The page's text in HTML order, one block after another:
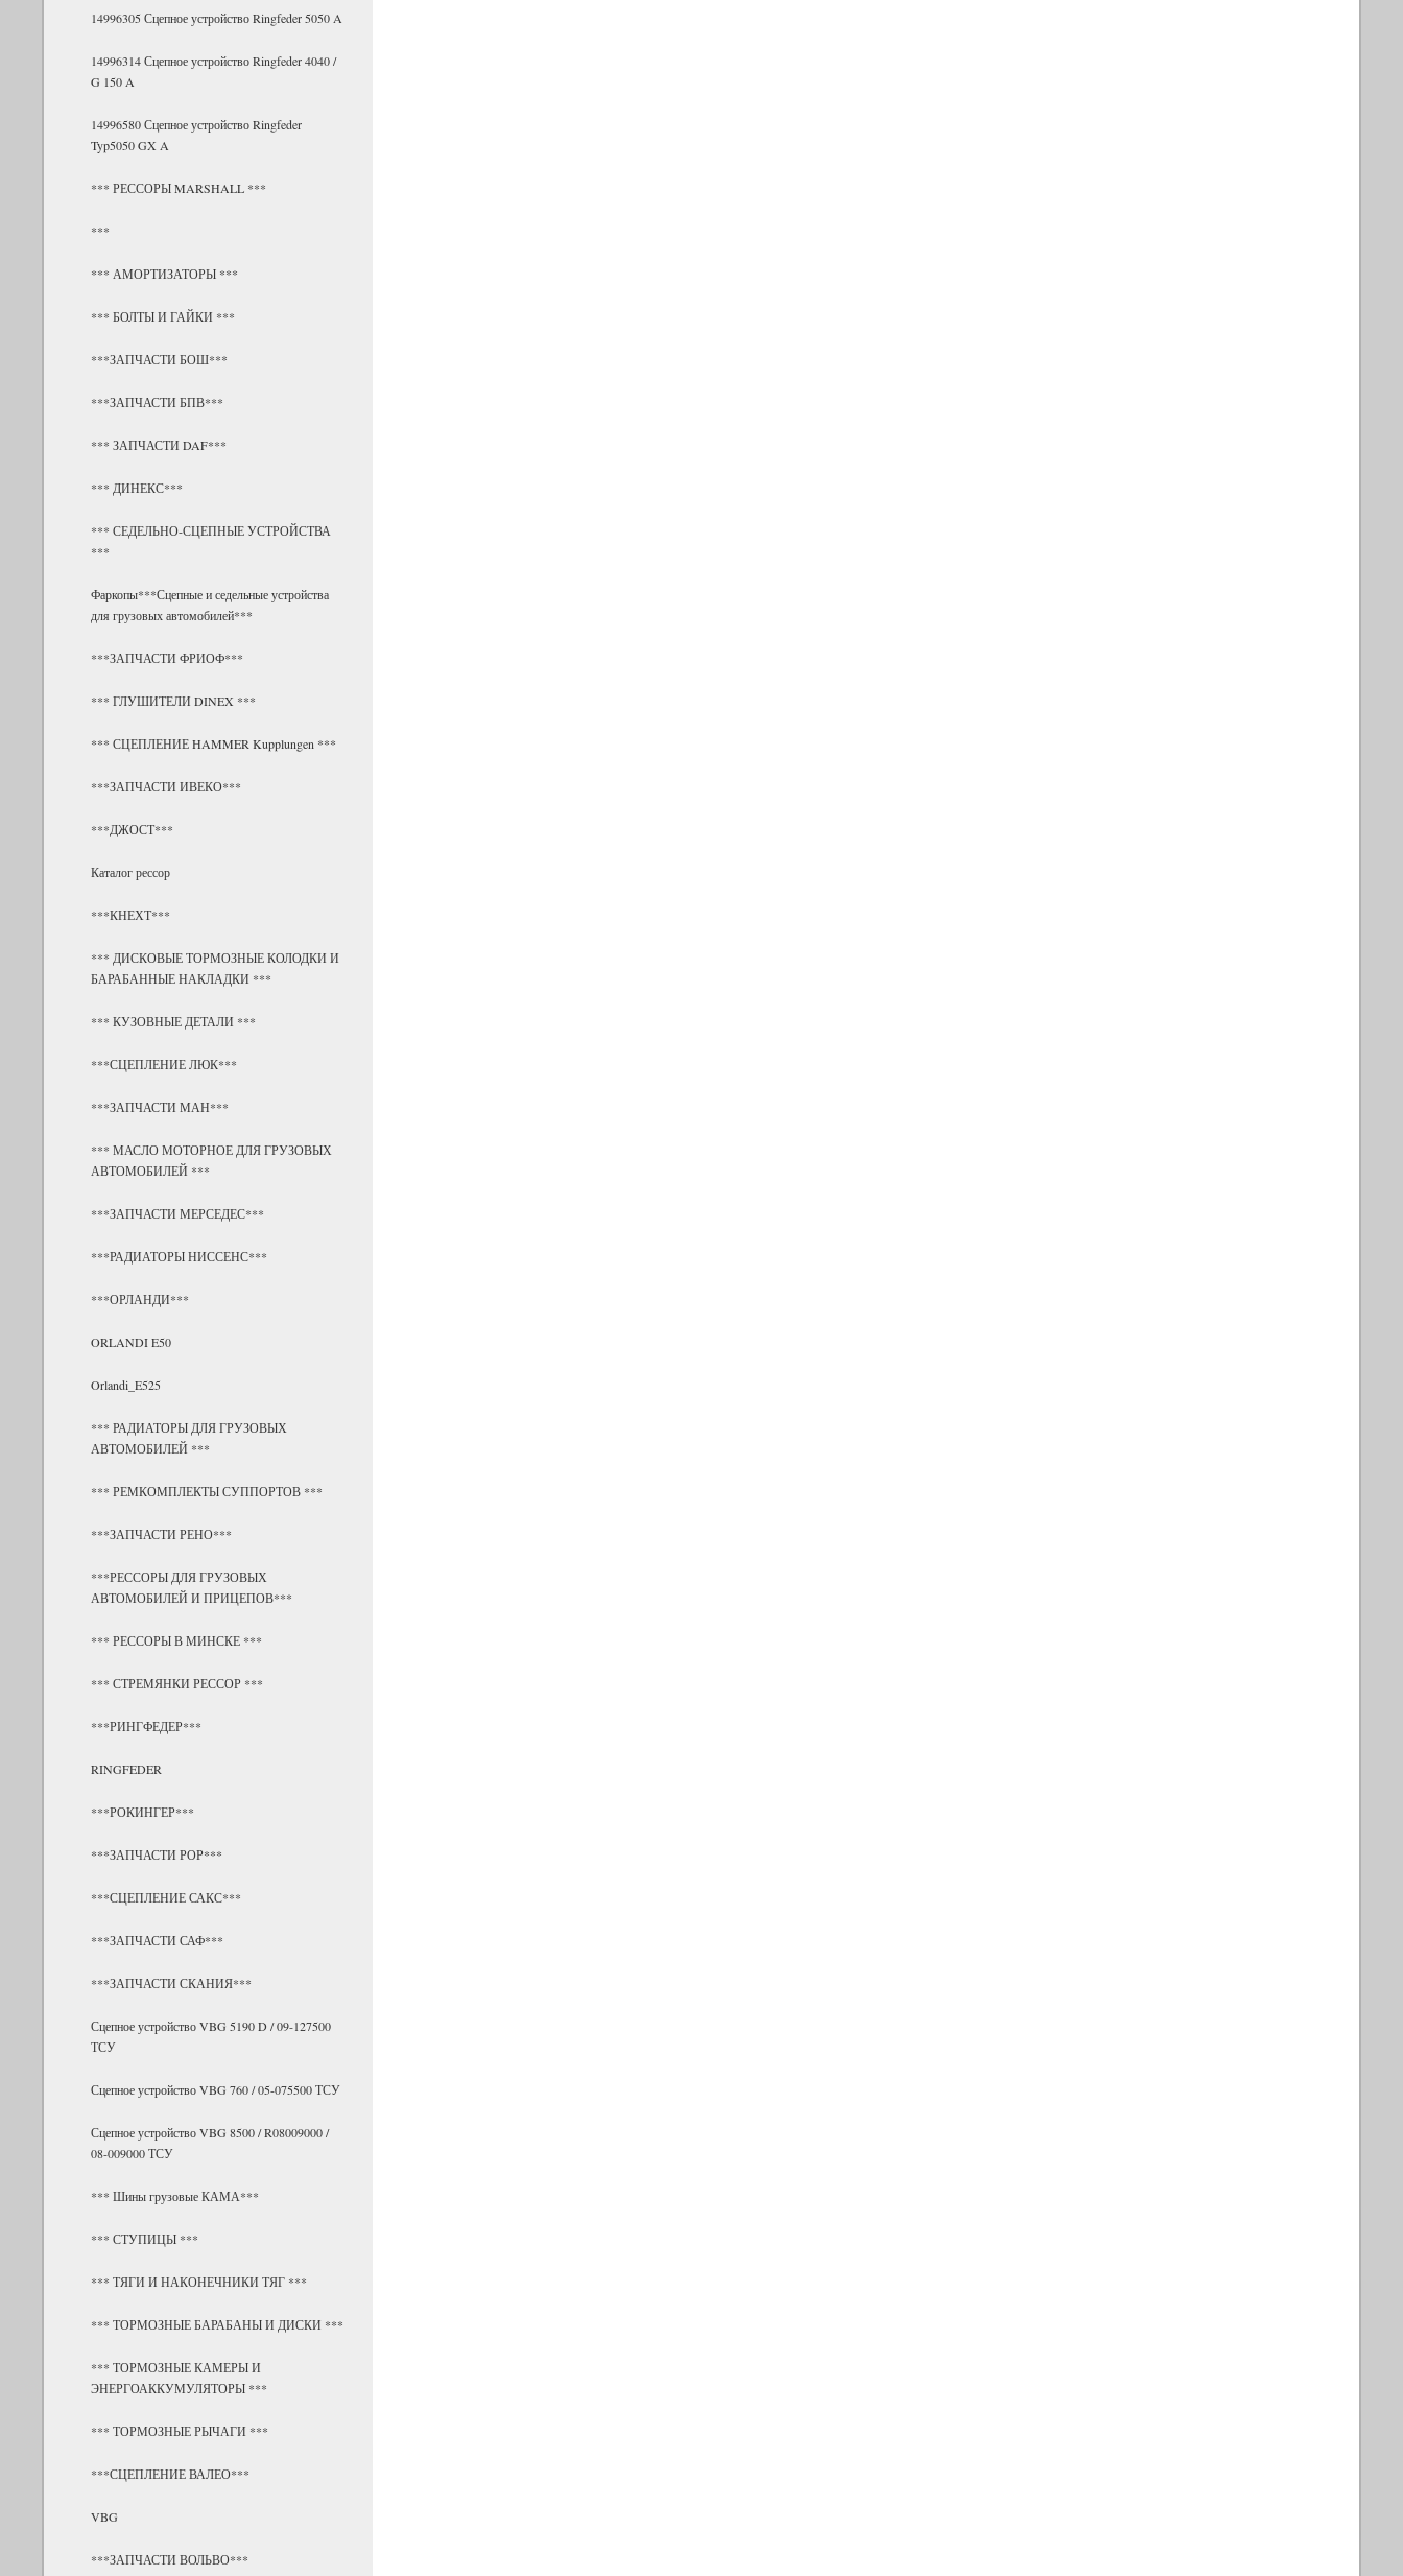
14996305 Сцепное устройство Ringfeder 5050 A
14996314 Сцепное устройство Ringfeder 4040 /
G 150 A
14996580 Сцепное устройство Ringfeder
Typ5050 GX A
*** РЕССОРЫ MARSHALL ***
***
*** АМОРТИЗАТОРЫ ***
*** БОЛТЫ И ГАЙКИ ***
***ЗАПЧАСТИ БОШ***
***ЗАПЧАСТИ БПВ***
*** ЗАПЧАСТИ DAF***
*** ДИНЕКС***
*** СЕДЕЛЬНО-СЦЕПНЫЕ УСТРОЙСТВА
***
Фаркопы***Сцепные и седельные устройства
для грузовых автомобилей***
***ЗАПЧАСТИ ФРИОФ***
*** ГЛУШИТЕЛИ DINEX ***
*** СЦЕПЛЕНИЕ HAMMER Kupplungen ***
***ЗАПЧАСТИ ИВЕКО***
***ДЖОСТ***
Каталог рессор
***КНЕХТ***
*** ДИСКОВЫЕ ТОРМОЗНЫЕ КОЛОДКИ И
БАРАБАННЫЕ НАКЛАДКИ ***
*** КУЗОВНЫЕ ДЕТАЛИ ***
***СЦЕПЛЕНИЕ ЛЮК***
***ЗАПЧАСТИ МАН***
*** МАСЛО МОТОРНОЕ ДЛЯ ГРУЗОВЫХ
АВТОМОБИЛЕЙ ***
***ЗАПЧАСТИ МЕРСЕДЕС***
***РАДИАТОРЫ НИССЕНС***
***ОРЛАНДИ***
ORLANDI E50
Orlandi_E525
*** РАДИАТОРЫ ДЛЯ ГРУЗОВЫХ
АВТОМОБИЛЕЙ ***
*** РЕМКОМПЛЕКТЫ СУППОРТОВ ***
***ЗАПЧАСТИ РЕНО***
***РЕССОРЫ ДЛЯ ГРУЗОВЫХ
АВТОМОБИЛЕЙ И ПРИЦЕПОВ***
*** РЕССОРЫ В МИНСКЕ ***
*** СТРЕМЯНКИ РЕССОР ***
***РИНГФЕДЕР***
RINGFEDER
***РОКИНГЕР***
***ЗАПЧАСТИ РОР***
***СЦЕПЛЕНИЕ САКС***
***ЗАПЧАСТИ САФ***
***ЗАПЧАСТИ СКАНИЯ***
Сцепное устройство VBG 5190 D / 09-127500
ТСУ
Сцепное устройство VBG 760 / 05-075500 ТСУ
Сцепное устройство VBG 8500 / R08009000 /
08-009000 ТСУ
*** Шины грузовые КАМА***
*** СТУПИЦЫ ***
*** ТЯГИ И НАКОНЕЧНИКИ ТЯГ ***
*** ТОРМОЗНЫЕ БАРАБАНЫ И ДИСКИ ***
*** ТОРМОЗНЫЕ КАМЕРЫ И
ЭНЕРГОАККУМУЛЯТОРЫ ***
*** ТОРМОЗНЫЕ РЫЧАГИ ***
***СЦЕПЛЕНИЕ ВАЛЕО***
VBG
***ЗАПЧАСТИ ВОЛЬВО***